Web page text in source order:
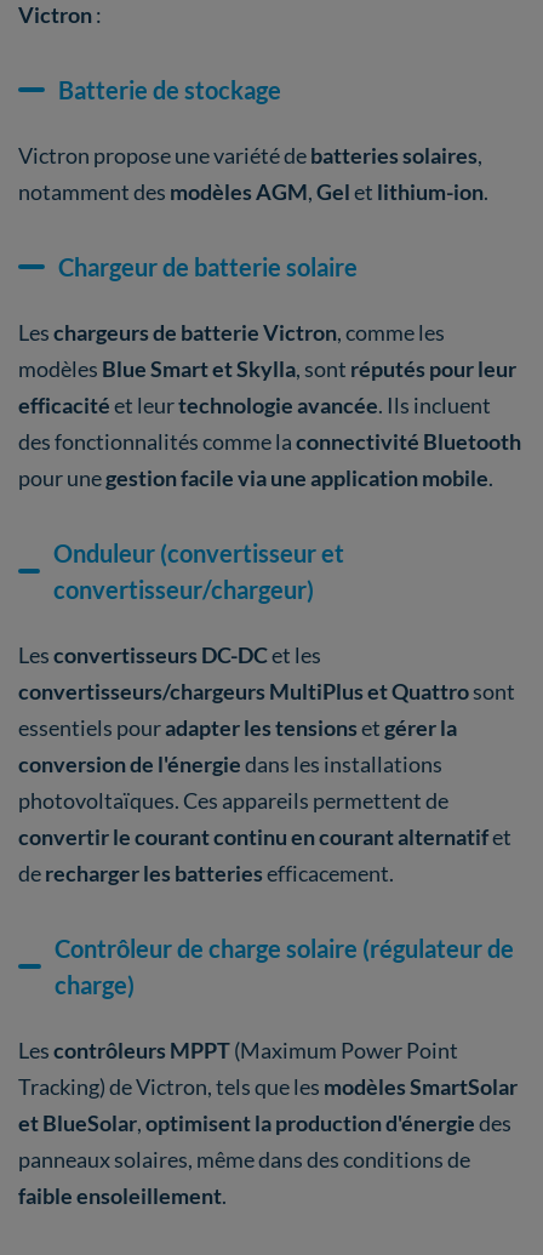
Victron:
Batterie de stockage
Victron propose une variété debatteries solaires,
notamment des modèles AGM,Gelet lithium-ion.
Chargeur de batterie solaire
Leschargeurs de batterie Victron, comme les
modèles Blue Smart et Skylla, sont réputés pour leur
efficacitéet leurtechnologie avancée. Ils incluent
des fonctionnalités comme laconnectivité Bluetooth
pour unegestion facile via une application mobile.
Onduleur (convertisseur et
convertisseur/chargeur)
Lesconvertisseurs DC-DCet les
convertisseurs/chargeurs MultiPlus et Quattrosont
essentiels pouradapter les tensionsetgérer la
conversion de l'énergiedans les installations
photovoltaïques. Ces appareils permettent de
convertir le courant continu en courant alternatifet
derecharger les batteriesefficacement.
Contrôleur de charge solaire (régulateur de
charge)
Lescontrôleurs MPPT(Maximum Power Point
Tracking) de Victron, tels que les modèles SmartSolar
et BlueSolar,optimisent la production d'énergiedes
panneaux solaires, même dans des conditions de
faible ensoleillement.